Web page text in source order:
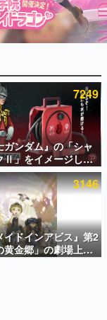
ー数万以上！ などな
渾身の“殿堂入り”記
7249
ガンダム』の「シャ
Ⅱ」をイメージした
リールが予約開始。
ャアのパーソナルマ
ン公国軍のエンブレ
号などを配置
3146
イドインアビス』第2
黄金郷」の劇場上映
グ役・伊瀬茉莉也さ